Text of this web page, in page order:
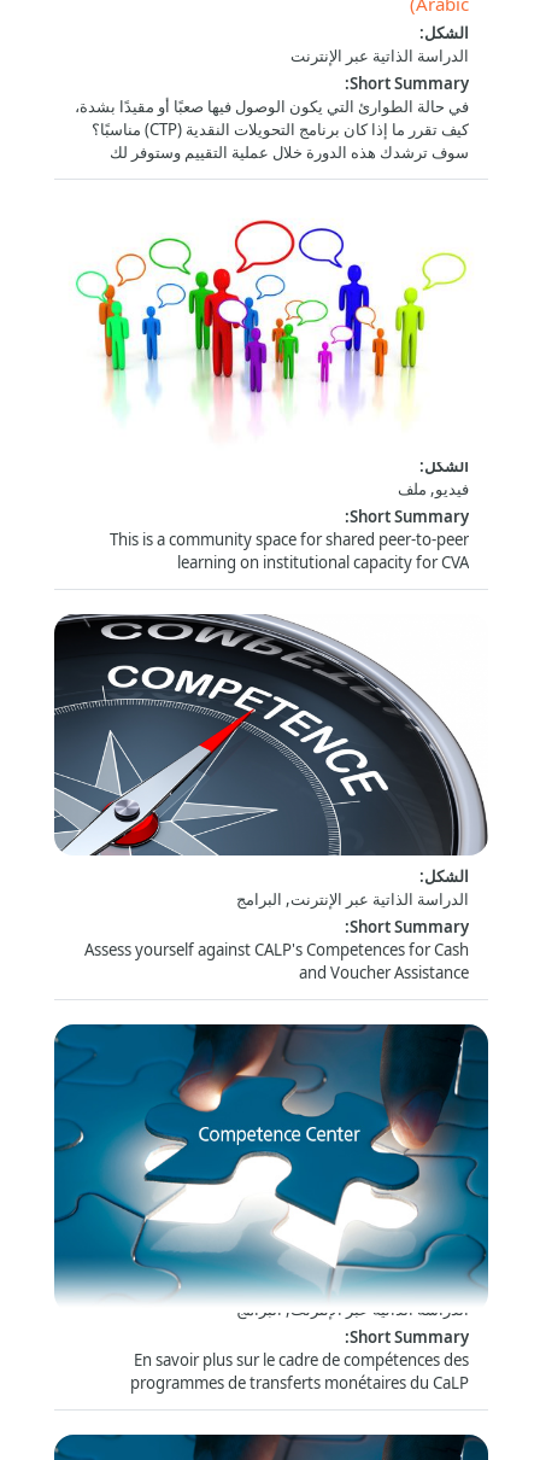
المنطقة
العالم (125)
آسيا والمحيط الهادئ(2)
أمريكا اللاتينية ومنطقة البحر الكاريبي
خارج الشبكة
(85)
الشكل:
الدراسة الذاتية عبر الإنترنت
Short Summary
:
في حالة الطوارئ التي يكون الوصول فيها صعبًا أو مقيدًا بشدة،
كيف تقرر ما إذا كان برنامج التحويلات النقدية (CTP) مناسبًا؟
سوف ترشدك هذه الدورة خلال عملية التقييم وستوفر لك
الأدوات التي تحتاجها لصنع قرار مست واعي و مدروس.
Strengthening Institutional Capacity for Cash
الشكل:
فيديو, ملف
Short Summary
:
This is a community space for shared peer-to-peer
learning on institutional capacity for CVA
Assess yourself: CALP Technical Competences
for CVA
الشكل:
الدراسة الذاتية عبر الإنترنت, البرامج
Short Summary
:
Assess yourself against CALP's Competences for Cash
and Voucher Assistance
Compétences des programmes de transferts
monétaires
الشكل:
الدراسة الذاتية عبر الإنترنت, البرامج
Short Summary
:
En savoir plus sur le cadre de compétences des
programmes de transferts monétaires du CaLP